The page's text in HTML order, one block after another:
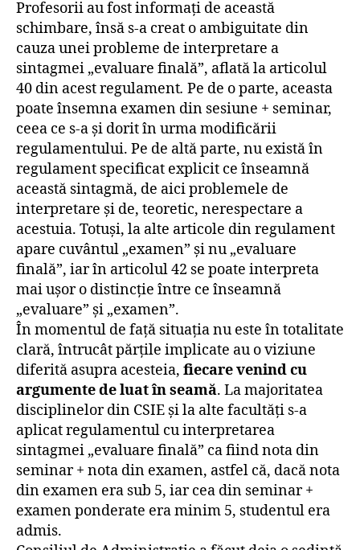
Profesorii au fost informați de această
schimbare, însă s-a creat o ambiguitate din
cauza unei probleme de interpretare a
sintagmei „evaluare finală”, aflată la articolul
40 din acest regulament. Pe de o parte, aceasta
poate însemna examen din sesiune + seminar,
ceea ce s-a și dorit în urma modificării
regulamentului. Pe de altă parte, nu există în
regulament specificat explicit ce înseamnă
această sintagmă, de aici problemele de
interpretare și de, teoretic, nerespectare a
acestuia. Totuși, la alte articole din regulament
apare cuvântul „examen” și nu „evaluare
finală”, iar în articolul 42 se poate interpreta
mai ușor o distincție între ce înseamnă
„evaluare” și „examen”.
În momentul de față situația nu este în totalitate
clară, întrucât părțile implicate au o viziune
diferită asupra acesteia, fiecare venind cu
argumente de luat în seamă. La majoritatea
disciplinelor din CSIE și la alte facultăți s-a
aplicat regulamentul cu interpretarea
sintagmei „evaluare finală” ca fiind nota din
seminar + nota din examen, astfel că, dacă nota
din examen era sub 5, iar cea din seminar +
examen ponderate era minim 5, studentul era
admis.